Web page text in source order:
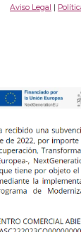
Aviso Legal |